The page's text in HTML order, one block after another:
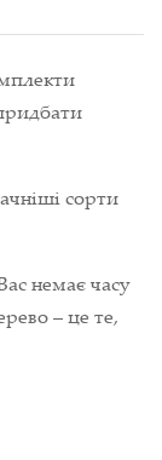
сорти
немає часу
– це те,